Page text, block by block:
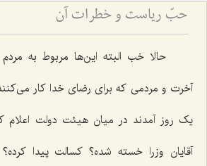
حبّ ریاست و خطرات آن
حالا خب البته این‌ها مربوط به
آخرت و مردمی که برای رضای خدا کار
یک روز آمدند در میان هیئت دولت اعلام
آقایان وزرا خسته شده؟ کسالت پیدا